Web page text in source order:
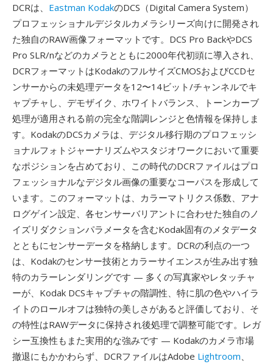
DCRは、 Eastman KodakのDCS（Digital Camera System）
プロフェッショナルデジタルカメラシリーズ向けに開発され
た独自のRAW画像フォーマットです。DCS Pro BackやDCS
Pro SLR/nなどのカメラとともに2000年代初頭に導入され、
DCRフォーマットはKodakのフルサイズCMOSおよびCCDセ
ンサーからの未処理データを12〜14ビット/チャンネルでキ
ャプチャし、デモザイク、ホワイトバランス、トーンカーブ
処理が適用される前の完全な階調レンジと色情報を保持しま
す。KodakのDCSカメラは、デジタル移行期のプロフェッシ
ョナルフォトジャーナリズムやスタジオワークにおいて重要
なポジションを占めており、この時代のDCRファイルはプロ
フェッショナルなデジタル画像の重要なコーパスを形成して
います。このフォーマットは、カラーマトリクス係数、アナ
ログゲイン設定、各センサーバリアントに合わせた独自のノ
イズリダクションパラメータを含むKodak固有のメタデータ
とともにセンサーデータを格納します。DCRの利点の一つ
は、Kodakのセンサー技術とカラーサイエンスが生み出す独
特のカラーレンダリングです — 多くの写真家やレタッチャ
ーが、Kodak DCSキャプチャの階調性、特に肌の色やハイラ
イトのロールオフは独特の美しさがあると評価しており、そ
の特性はRAWデータに保持され後処理で調整可能です。レガ
シー互換性もまた実用的な強みです — Kodakのカメラ市場
撤退にもかかわらず、DCRファイルはAdobe Lightroom、